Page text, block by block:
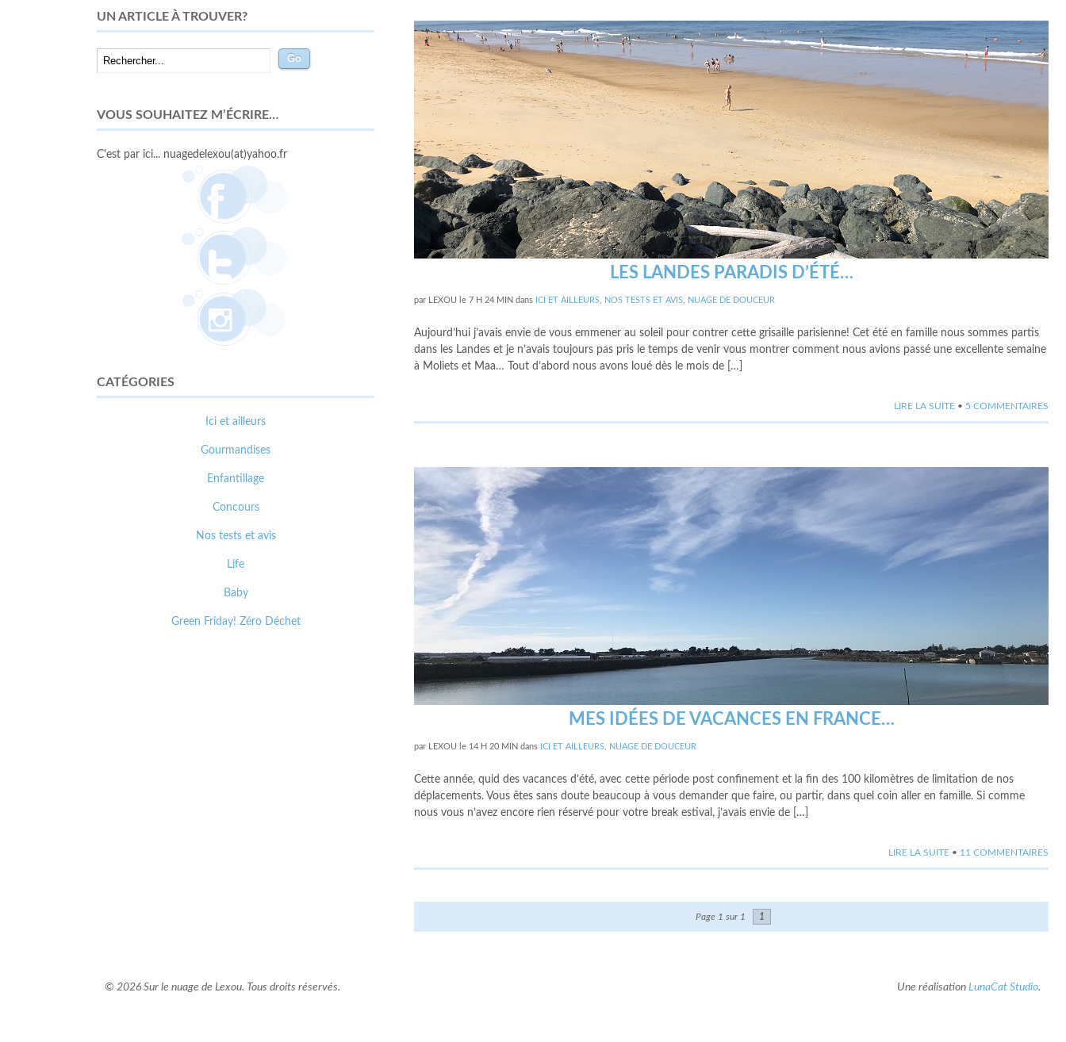
LES LANDES PARADIS D’ÉTÉ…
par LEXOU le 7 H 24 MIN dans ICI ET AILLEURS NOS TESTS ET AVIS NUAGE DE DOUCEUR
Aujourd’hui j’avais envie de vous emmener au soleil pour contrer cette grisaille parisienne! Cet été en famille nous sommes partis
dans les Landes et je n’avais toujours pas pris le temps de venir vous montrer comment nous avions passé une excellente semaine
à Moliets et Maa… Tout d’abord nous avons loué dès le mois de […]
LIRE LA SUITE • 5 COMMENTAIRES
MES IDÉES DE VACANCES EN FRANCE…
par LEXOU le 14 H 20 MIN dans ICI ET AILLEURS NUAGE DE DOUCEUR
Cette année, quid des vacances d’été, avec cette période post confinement et la fin des 100 kilomètres de limitation de nos
déplacements. Vous êtes sans doute beaucoup à vous demander que faire, ou partir, dans quel coin aller en famille. Si comme
nous vous n’avez encore rien réservé pour votre break estival, j’avais envie de […]
LIRE LA SUITE • 11 COMMENTAIRES
Page 1 sur 1 1
UN ARTICLE À TROUVER?
VOUS SOUHAITEZ M’ÉCRIRE…
C'est par ici... nuagedelexou(at)yahoo.fr
CATÉGORIES
Ici et ailleurs
Gourmandises
Enfantillage
Concours
Nos tests et avis
Life
Baby
Green Friday! Zéro Déchet
© 2026 Sur le nuage de Lexou. Tous droits réservés. Une réalisation LunaCat Studio.